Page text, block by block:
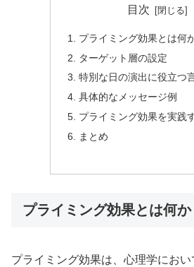
目次
プライミング効果とは何
ターゲット層の設定
特別な日の演出に役立つ
具体的なメッセージ例
プライミング効果を実践
まとめ
プライミング効果とは何か
プライミング効果は、心理学にお